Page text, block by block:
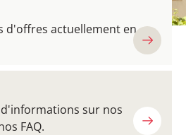
d'offres actuellement en
sur nos
FAQ.